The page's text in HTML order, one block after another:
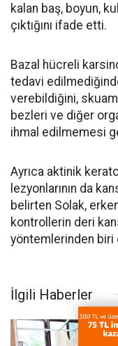
kalan baş, boyun,
çıktığını ifade etti.
Bazal hücreli
tedavi
verebildiğini,
bezleri ve diğer
ihmal edilmemesi
Ayrıca aktinik
lezyonlarının da
belirten Solak,
kontrollerin deri
yöntemlerinden biri
İlgili Haberler